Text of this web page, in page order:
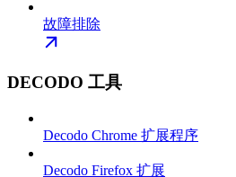
故障排除
DECODO 工具
Decodo Chrome 扩展程序
Decodo Firefox 扩展